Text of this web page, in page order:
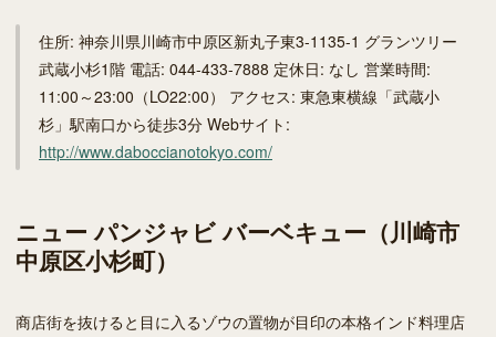
住所: 神奈川県川崎市中原区新丸子東3-1135-1 グランツリー
武蔵小杉1階 電話: 044-433-7888 定休日: なし 営業時間:
11:00～23:00（LO22:00） アクセス: 東急東横線「武蔵小
杉」駅南口から徒歩3分 Webサイト:
http://www.daboccianotokyo.com/
ニュー パンジャビ バーベキュー（川崎市
中原区小杉町）
商店街を抜けると目に入るゾウの置物が目印の本格インド料理店